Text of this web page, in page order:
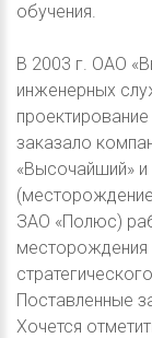
обучения.
В 2003 г. ОАО
инженерных
заказало
«Высочайший» и
ЗАО «Полюс)
месторождения
Поставленные
Хочется